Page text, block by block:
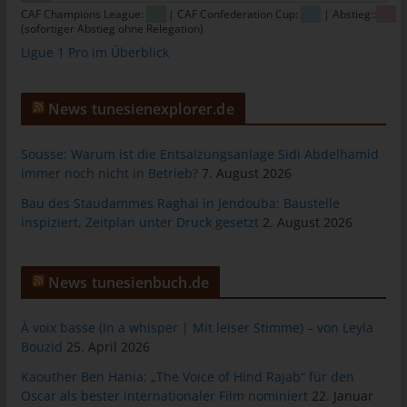
CAF Champions League: | CAF Confederation Cup:
| Abstieg::
(sofortiger Abstieg ohne Relegation)
Ligue 1 Pro im Überblick
News tunesienexplorer.de
Sousse: Warum ist die Entsalzungsanlage Sidi Abdelhamid
immer noch nicht in Betrieb? 7. August 2026
Bau des Staudammes Raghai in Jendouba: Baustelle
inspiziert, Zeitplan unter Druck gesetzt 2. August 2026
News tunesienbuch.de
À voix basse (In a whisper | Mit leiser Stimme) – von Leyla
Bouzid 25. April 2026
Kaouther Ben Hania: „The Voice of Hind Rajab“ für den
Oscar als bester internationaler Film nominiert 22. Januar
Warenkorbes im Online-Shop. Der Online-Shop merkt sich die
Artikel, die ein Kunde in den virtuellen Warenkorb gelegt hat,
über ein Cookie.
unsere Internetseite jederzeit mittels einer entsprechenden
Einstellung des genutzten Internetbrowsers verhindern und
Ferner können bereits gesetzte Cookies jederzeit über einen
Internetbrowser oder andere Softwareprogramme gelöscht
werden. Dies ist in allen gängigen Internetbrowsern möglich.
Deaktiviert die betroffene Person die Setzung von Cookies in
Informationen
Die Internetseite erfasst mit jedem Aufruf der Internetseite durch
eine betroffene Person oder ein automatisiertes System eine
Reihe von allgemeinen Daten und Informationen. Diese